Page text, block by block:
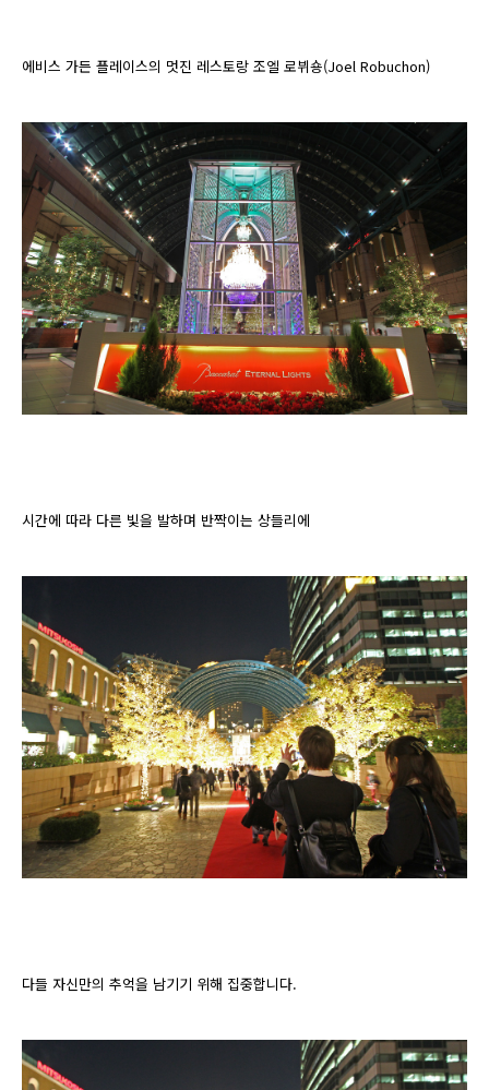
에비스 가든 플레이스의 멋진 레스토랑 조엘 로뷔숑(Joel Robuchon)
시간에 따라 다른 빛을 발하며 반짝이는 상들리에
다들 자신만의 추억을 남기기 위해 집중합니다.